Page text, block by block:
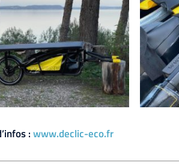
:www.declic-eco.fr